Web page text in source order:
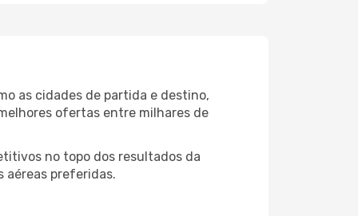
as cidades de partida e destino,
ofertas entre milhares de
no topo dos resultados da
aéreas preferidas.